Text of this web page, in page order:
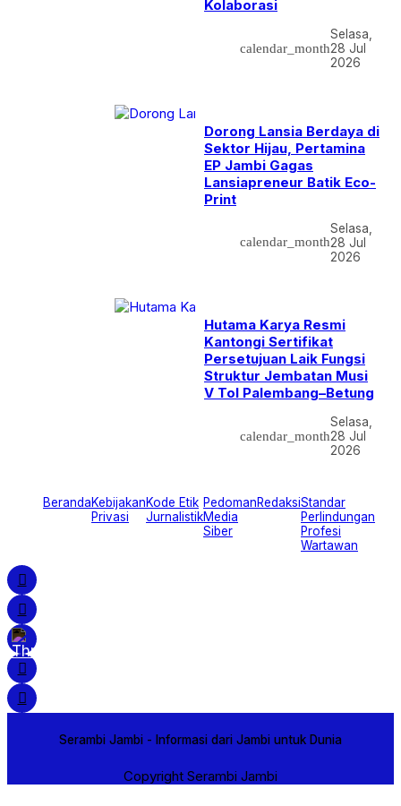
Kolaborasi
calendar_month
Selasa,
28 Jul
2026
Dorong Lansia Berdaya di
Sektor Hijau, Pertamina
EP Jambi Gagas
Lansiapreneur Batik Eco-
Print
calendar_month
Selasa,
28 Jul
2026
Hutama Karya Resmi
Kantongi Sertifikat
Persetujuan Laik Fungsi
Struktur Jembatan Musi
V Tol Palembang–Betung
calendar_month
Selasa,
28 Jul
2026
BerandaKebijakan
Privasi
Kode Etik
Jurnalistik
Pedoman
Media
Siber
RedaksiStandar
Perlindungan
Profesi
Wartawan
Serambi Jambi - Informasi dari Jambi untuk Dunia
Copyright Serambi Jambi